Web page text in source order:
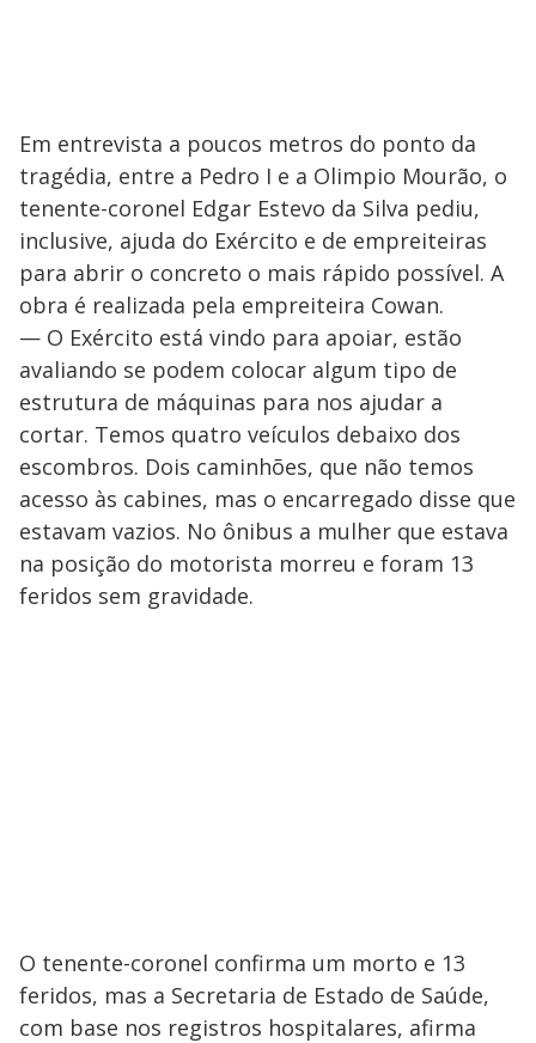
Em entrevista a poucos metros do ponto da
tragédia, entre a Pedro I e a Olimpio Mourão, o
tenente-coronel Edgar Estevo da Silva pediu,
inclusive, ajuda do Exército e de empreiteiras
para abrir o concreto o mais rápido possível. A
obra é realizada pela empreiteira Cowan.
— O Exército está vindo para apoiar, estão
avaliando se podem colocar algum tipo de
estrutura de máquinas para nos ajudar a
cortar. Temos quatro veículos debaixo dos
escombros. Dois caminhões, que não temos
acesso às cabines, mas o encarregado disse que
estavam vazios. No ônibus a mulher que estava
na posição do motorista morreu e foram 13
feridos sem gravidade.
O tenente-coronel confirma um morto e 13
feridos, mas a Secretaria de Estado de Saúde,
com base nos registros hospitalares, afirma